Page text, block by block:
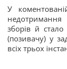
У
зборів й
(позивачу) у
всіх трьох